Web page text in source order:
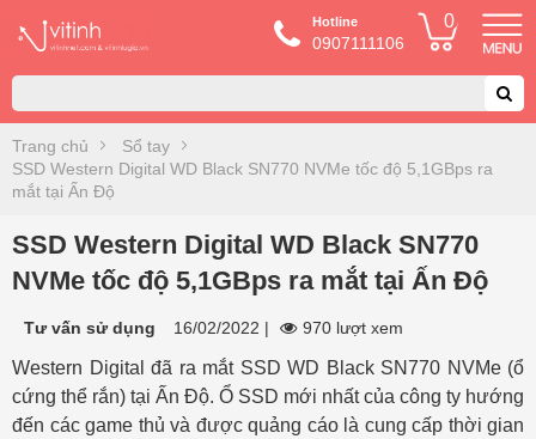
Hotline
0907111106
0
Trang chủ
Sổ tay
SSD Western Digital WD Black SN770 NVMe tốc độ 5,1GBps ra
mắt tại Ấn Độ
SSD Western Digital WD Black SN770
NVMe tốc độ 5,1GBps ra mắt tại Ấn Độ
Tư vấn sử dụng 16/02/2022 | 970 lượt xem
Western Digital đã ra mắt SSD WD Black SN770 NVMe (ổ
cứng thể rắn) tại Ấn Độ. Ổ SSD mới nhất của công ty hướng
đến các game thủ và được quảng cáo là cung cấp thời gian